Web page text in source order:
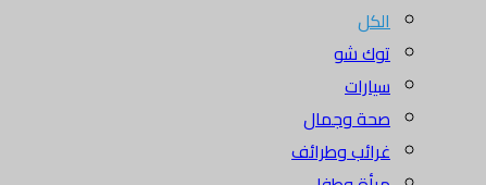
الكل
توك شو
سيارات
صحة وجمال
غرائب وطرائف